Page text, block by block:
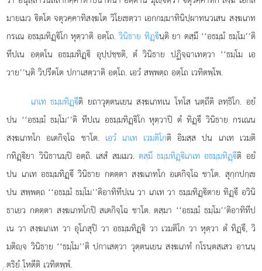
มายเมว ิตโตจตุวคฺคาทิสงฺฆโต วิโยเชตฺวา เอกกมฺมาทินิปฺผาทนวเสน สงฺฆเภท
กรเณ อธมฺมทิฏฺิโก หุตฺวาติ อตฺโถ.วินิธาย ทิฏฺินฺติ ยา ตสฺมึ ‘‘อธมฺมํ ธมฺโม’’ติ
ทีปเน อตฺตโน อธมฺมทิฏฺิ อุปฺปชฺชติ, ตํ วินิธาย ปฏิจฺฉาเทตฺวา ‘‘ธมฺโม เอ
วาย’’นฺติ วิปรีตโต ปกาเสตฺวาติ อตฺโถ. เอวํ สพฺพตฺถ อตฺโถ เวทิตพฺโพ.
เภเท ธมฺมทิฏฺีติ ยถาวุตฺตนเยน สงฺฆเภทเน โทโส นตฺถีติ ลทฺธิโก. อยํ
ปน ‘‘อธมฺมํ ธมฺโม’’ติ ทีปเน อธมฺมทิฏฺิโก หุตฺวาปิ ตํ ทิฏฺึ วินิธาย กรเณน
สงฺฆเภทโก อเตกิจฺโฉ ชาโต. เอวํ เภเท เวมติโกติ อิมสฺส ปน เภเท เวมติ
กทิฏฺิยา วินิธานมฺปิ อตฺถิ. เสสํ สมเมว. ตสฺมึ ธมฺมทิฏฺิเภเท อธมฺมทิฏฺีติ อยํ
ปน เภเท อธมฺมทิฏฺึ วินิธาย กตตฺตา สงฺฆเภทโก อเตกิจฺโฉ ชาโต. สุกฺกปกฺเข
ปน สพฺพตฺถ ‘‘อธมฺมํ ธมฺโม’’ติอาทิทีปเน วา เภเท วา ธมฺมทิฏฺิตาย ทิฏฺึ อวินิ
ธาเยว กตตฺตา สงฺฆเภทโกปิ สเตกิจฺโฉ ชาโต. ตสฺมา ‘‘อธมฺมํ ธมฺโม’’ติอาทิทีป
เน วา สงฺฆเภเท วา อุโภสุปิ วา อธมฺมทิฏฺิ วา เวมติโก วา หุตฺวา ตํ ทิฏฺึ, วิ
มติฺจ วินิธาย ‘‘ธมฺโม’’ติ ปกาเสตฺวา วุตฺตนเยน สงฺฆเภทํ กโรนฺตสฺเสว อานนฺ
ตริยํ โหตีติ เวทิตพฺพํ.